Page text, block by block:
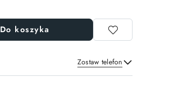
Do koszyka
Zostaw telefon
Wyślij